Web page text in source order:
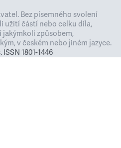
Bez písemného svolení
užití částí nebo celku díla,
jakýmkoli způsobem,
v českém nebo jiném jazyce.
1801-1446